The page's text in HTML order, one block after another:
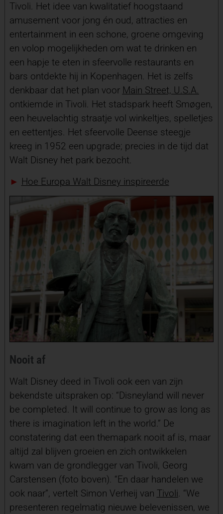
Tivoli. Het idee van kwalitatief hoogstaand
amusement voor jong én oud, attracties en
entertainment in een schone, groene omgeving
en volop mogelijkheden om wat te drinken en
een hapje te eten in sfeervolle restaurants en
bars ontdekte hij in Kopenhagen. Het is zelfs
denkbaar dat het plan voor Main Street, U.S.A.
ontkiemde in Tivoli. Het stadspark heeft Smøgen,
een heuvelachtig straatje vol winkeltjes, spelletjes
en eettentjes. Het sfeervolle Deense steegje
kreeg in 1952 een upgrade; precies in de tijd dat
Walt Disney het park bezocht.
► Hoe Europa Walt Disney inspireerde
Nooit af
Walt Disney deed in Tivoli ook een van zijn
bekendste uitspraken op: “Disneyland will never
be completed. It will continue to grow as long as
there is imagination left in the world.” De
constatering dat een themapark nooit af is, maar
altijd zal blijven groeien en zich ontwikkelen
kwam van de grondlegger van Tivoli, Georg
Carstensen (foto boven). “En daar handelen we
ook naar”, vertelt Simon Verheij van Tivoli. “We
presenteren regelmatig nieuwe belevenissen, we